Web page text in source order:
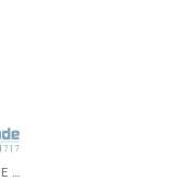
MÁY IN MÃ VẠCH | LABEL BARCODE PRINTER